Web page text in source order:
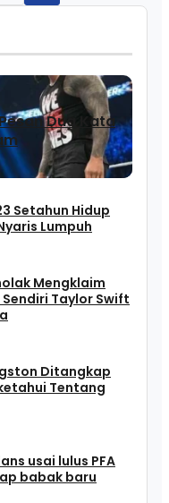
Dua Kata
Setahun Hidup
Lumpuh
Mengklaim
Taylor Swift
Ditangkap
Tentang
usai lulus PFA
babak baru